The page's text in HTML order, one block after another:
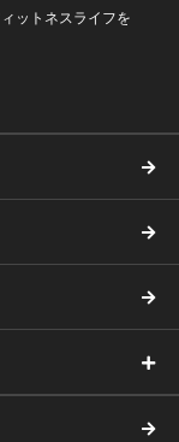
止・消去等
場合には、下記
い。
、削除、利用停
た場合には、当
とを確認させて
きにあたり、手
さい。
ットネスライフを